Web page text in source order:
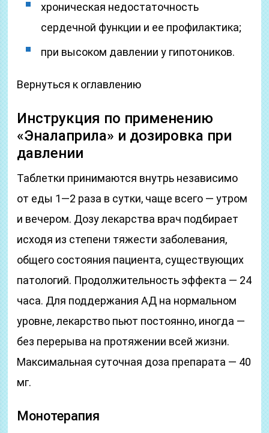
хроническая недостаточность
сердечной функции и ее профилактика;
при высоком давлении у гипотоников.
Вернуться к оглавлению
Инструкция по применению
«Эналаприла» и дозировка при
давлении
Таблетки принимаются внутрь независимо
от еды 1—2 раза в сутки, чаще всего — утром
и вечером. Дозу лекарства врач подбирает
исходя из степени тяжести заболевания,
общего состояния пациента, существующих
патологий. Продолжительность эффекта — 24
часа. Для поддержания АД на нормальном
уровне, лекарство пьют постоянно, иногда —
без перерыва на протяжении всей жизни.
Максимальная суточная доза препарата — 40
мг.
Монотерапия